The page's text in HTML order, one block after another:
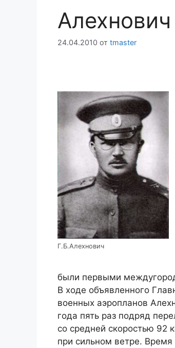
24.04.2010 от tmaster
Г.Б.Алехнович
были первыми
В ходе объявленного
военных аэропланов
года пять раз подряд
со средней скоростью 92
при сильном ветре.